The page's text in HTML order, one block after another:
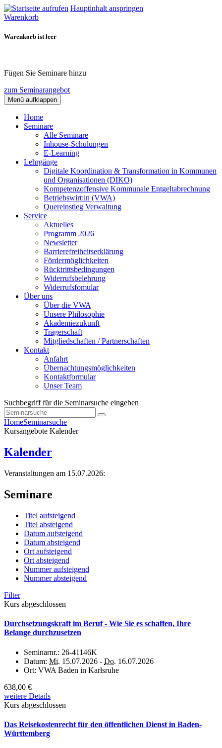
Hauptinhalt anspringen
Warenkorb
Warenkorb ist leer
Fügen Sie Seminare hinzu
zum Seminarangebot
Menü aufklappen
Home
Seminare
Alle Seminare
Inhouse-Schulungen
E-Learning
Lehrgänge
Digitale Koordination & Transformation in Kommunen
und Organisationen (DIKO)
Kompetenzoffensive Kommunale Entgeltabrechnung
Betriebswirt:in (VWA)
Quereinstieg Verwaltung
Service
Aktuelles
Programm 2026
Newsletter
Barrierefreiheitserklärung
Fördermöglichkeiten
Rücktrittsbedingungen
Widerrufsbelehrung
Widerrufsfomular
Über uns
Über die VWA
Unsere Philosophie
Akademiezukunft
Trägerschaft
Mitgliedschaften / Partnerschaften
Kontakt
Anfahrt
Übernachtungsmöglichkeiten
Kontaktformular
Unser Team
Suchbegriff für die Seminarsuche eingeben
HomeSeminarsuche
Kursangebote Kalender
Kalender
Veranstaltungen am 15.07.2026:
Seminare
Titel aufsteigend
Titel absteigend
Datum aufsteigend
Datum absteigend
Ort aufsteigend
Ort absteigend
Nummer aufsteigend
Nummer absteigend
Filter
Kurs abgeschlossen
Durchsetzungskraft im Beruf - Wie Sie es schaffen, Ihre
Belange durchzusetzen
Seminarnr.: 26-41146K
Datum: Mi. 15.07.2026 - Do. 16.07.2026
Ort: VWA Baden in Karlsruhe
638,00 €
weitere Details
Kurs abgeschlossen
Das Reisekostenrecht für den öffentlichen Dienst in Baden-
Württemberg